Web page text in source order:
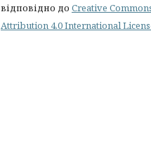
відповідно до Creative
Attribution 4.0 International